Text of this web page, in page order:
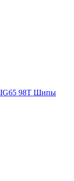
IG65 98T Шипы